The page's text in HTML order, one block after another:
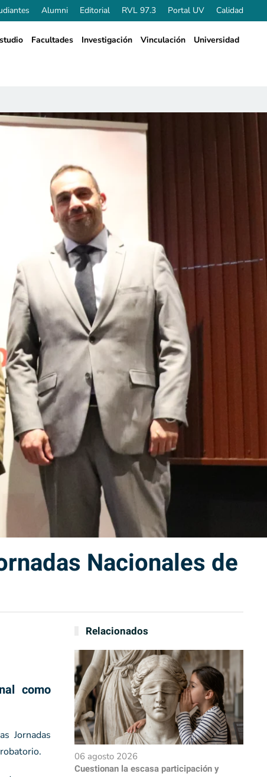
Alumni Editorial RVL 97.3 Portal UV Calidad
Facultades Investigación Vinculación Universidad
Nacionales de
como
Jornadas
Relacionados
06 agosto 2026
Cuestionan la escasa participación y